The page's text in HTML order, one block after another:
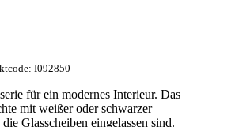
I092850
für ein modernes Interieur. Das
mit weißer oder schwarzer
Glasscheiben eingelassen sind.